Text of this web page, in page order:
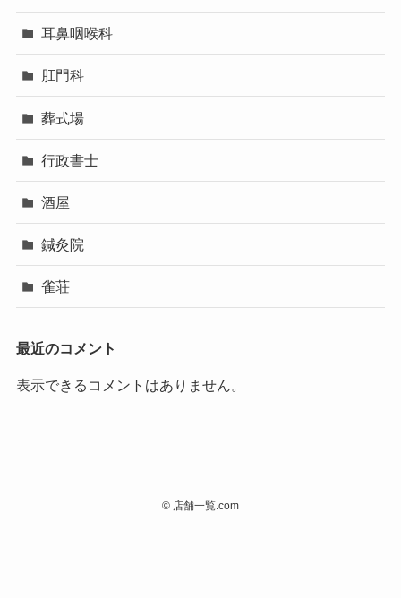
耳鼻咽喉科
肛門科
葬式場
行政書士
酒屋
鍼灸院
雀荘
最近のコメント
表示できるコメントはありません。
© 店舗一覧.com